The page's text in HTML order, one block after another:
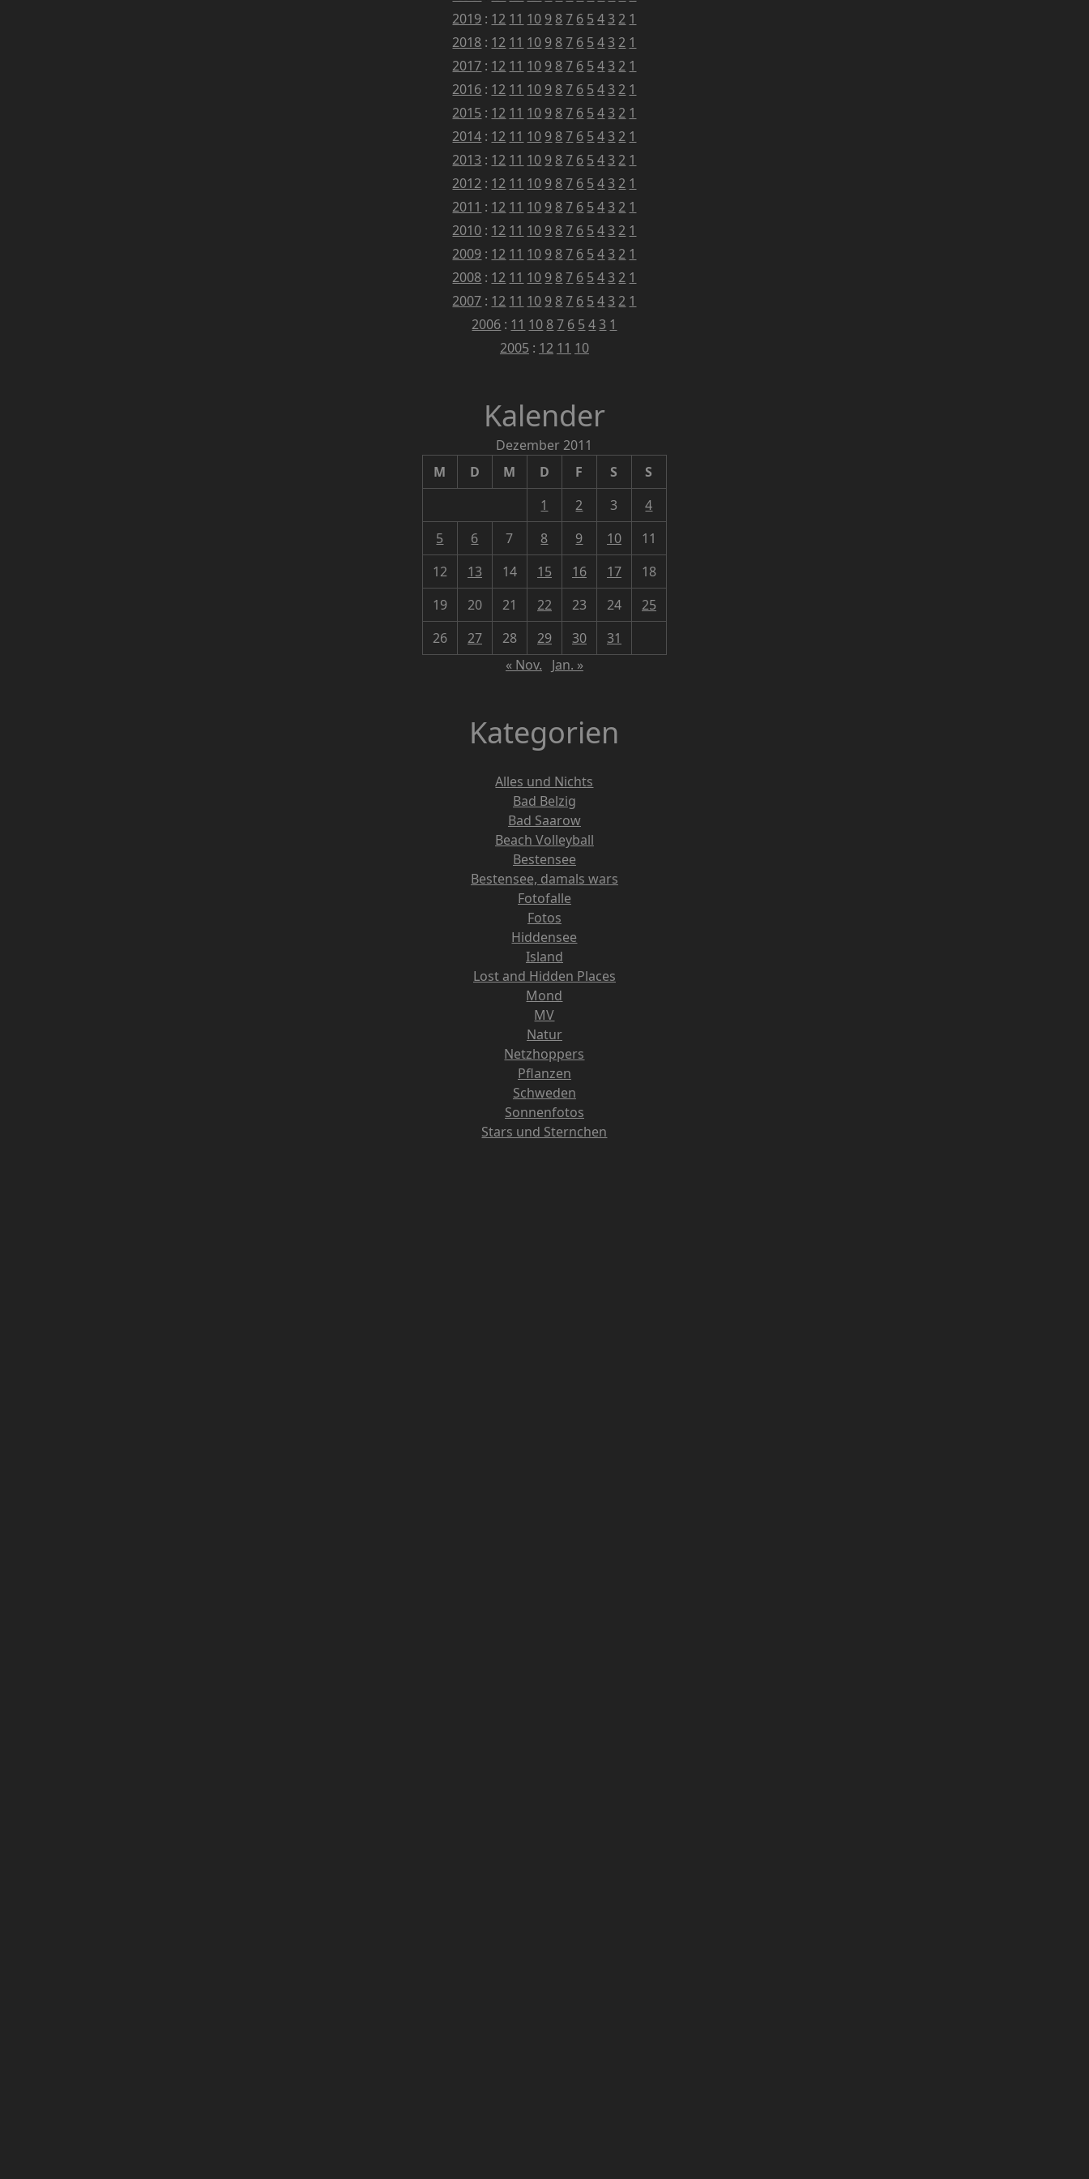
2019 : 12 11 10 9 8 7 6 5 4 3 2 1
2018 : 12 11 10 9 8 7 6 5 4 3 2 1
2017 : 12 11 10 9 8 7 6 5 4 3 2 1
2016 : 12 11 10 9 8 7 6 5 4 3 2 1
2015 : 12 11 10 9 8 7 6 5 4 3 2 1
2014 : 12 11 10 9 8 7 6 5 4 3 2 1
2013 : 12 11 10 9 8 7 6 5 4 3 2 1
2012 : 12 11 10 9 8 7 6 5 4 3 2 1
2011 : 12 11 10 9 8 7 6 5 4 3 2 1
2010 : 12 11 10 9 8 7 6 5 4 3 2 1
2009 : 12 11 10 9 8 7 6 5 4 3 2 1
2008 : 12 11 10 9 8 7 6 5 4 3 2 1
2007 : 12 11 10 9 8 7 6 5 4 3 2 1
2006 : 11 10 8 7 6 5 4 3 1
2005 : 12 11 10
Kalender
Dezember 2011
M
D M D F S
S
1
2 3
4
5
6 7 8 9 10
11
12
13 14 15 16 17
18
19
20 21 22 23 24
25
26
27 28 29 30
31
« Nov.
Jan. »
Kategorien
Alles und Nichts
Bad Belzig
Bad Saarow
Beach Volleyball
Bestensee
Bestensee, damals wars
Fotofalle
Fotos
Hiddensee
Island
Lost and Hidden Places
Mond
MV
Natur
Netzhoppers
Pflanzen
Schweden
Sonnenfotos
Stars und Sternchen